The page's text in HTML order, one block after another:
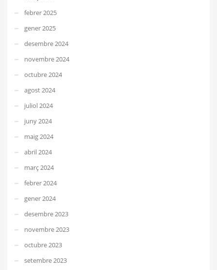
febrer 2025
gener 2025
desembre 2024
novembre 2024
octubre 2024
agost 2024
juliol 2024
juny 2024
maig 2024
abril 2024
març 2024
febrer 2024
gener 2024
desembre 2023
novembre 2023
octubre 2023
setembre 2023